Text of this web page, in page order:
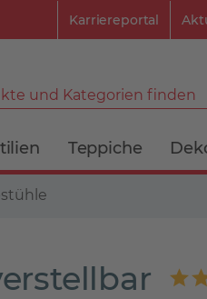
Karriereportal
und Kategorien finden
Teppiche